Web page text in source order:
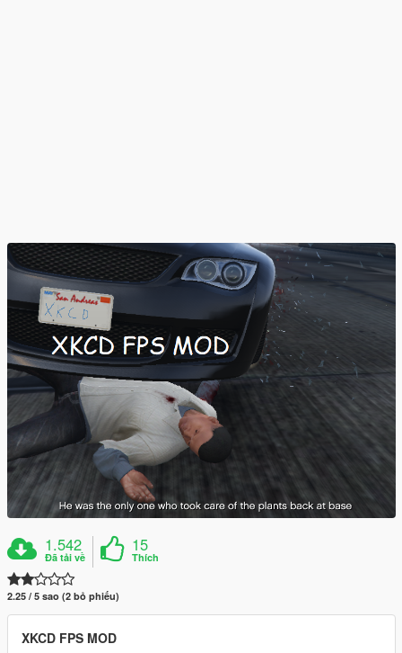
1.542
Đã tải về
15
Thích
2.25 / 5 sao (2 bỏ phiếu)
XKCD FPS MOD